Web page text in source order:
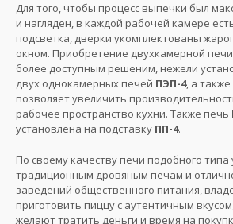
Для того, чтобы процесс выпечки был
и нагляден, в каждой рабочей камере
подсветка, дверки укомплектованы
окном. Приобретение двухкамерной печи
более доступным решеним, нежели
двух однокамерных печей ПЭП-4, а также
позволяет увеличить
рабочее пространство кухни. Также печь
установлена на подставку ПП-4.
По своему качеству печи подобного типа
традиционным дровяным печам и
заведений общественного питания,
приготовить пиццу с аутентичным
желают тратить деньги и время на